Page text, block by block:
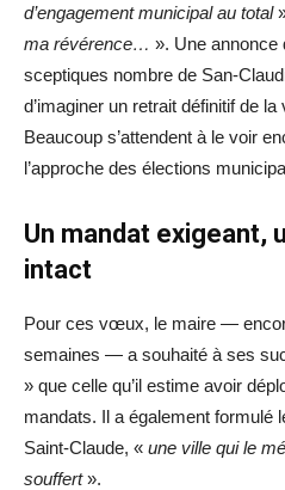
d’engagement municipal au total
ma révérence… ». Une annonce
sceptiques nombre de San-
d’imaginer un retrait définitif de
Beaucoup s’attendent à le voir
l’approche des élections
Un mandat exigeant,
intact
Pour ces vœux, le maire —
semaines — a souhaité à ses
» que celle qu’il estime avoir
mandats. Il a également formulé
Saint-Claude, « une ville qui le
souffert».